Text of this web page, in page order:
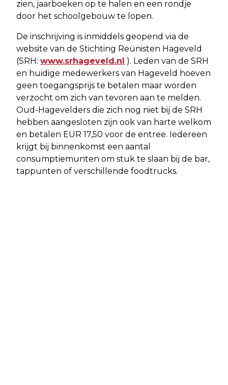
zien, jaarboeken op te halen en een rondje
door het schoolgebouw te lopen.
De inschrijving is inmiddels geopend via de
website van de Stichting Reünisten Hageveld
(SRH: www.srhageveld.nl ). Leden van de SRH
en huidige medewerkers van Hageveld hoeven
geen toegangsprijs te betalen maar worden
verzocht om zich van tevoren aan te melden.
Oud-Hagevelders die zich nog niet bij de SRH
hebben aangesloten zijn ook van harte welkom
en betalen EUR 17,50 voor de entree. Iedereen
krijgt bij binnenkomst een aantal
consumptiemunten om stuk te slaan bij de bar,
tappunten of verschillende foodtrucks.